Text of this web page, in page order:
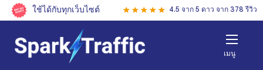
ใช้ได้กับทุกเว็บไซต์ 4.5 จาก 5 ดาว จาก 378 รีวิว
เมนู